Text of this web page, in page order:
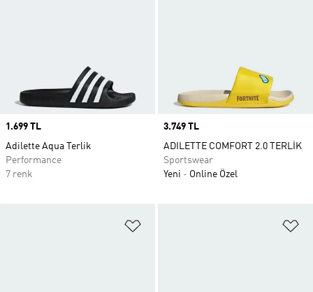
Price
1.699 TL
Adilette Aqua Terlik
Performance
7 renk
Price
3.749 TL
ADILETTE COMFORT 2.0 TERLİK
Sportswear
Yeni
Online Özel